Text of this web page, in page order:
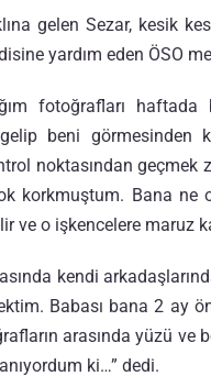
gelen Sezar, kesik
yardım eden ÖSO
fotoğrafları
beni görmesinden
noktasından geçmek
korkmuştum. Bana
ve o işkencelere maruz
kendi
Babası bana 2 ay
arasında yüzü ve
ki…” dedi.